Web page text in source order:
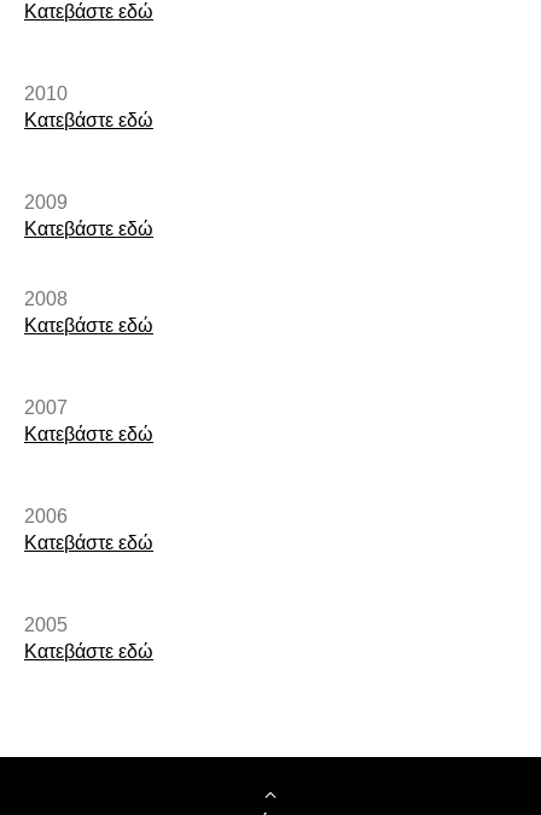
Κατεβάστε εδώ
2010
Κατεβάστε εδώ
2009
Κατεβάστε εδώ
2008
Κατεβάστε εδώ
2007
Κατεβάστε εδώ
2006
Κατεβάστε εδώ​
2005
Κατεβάστε εδώ